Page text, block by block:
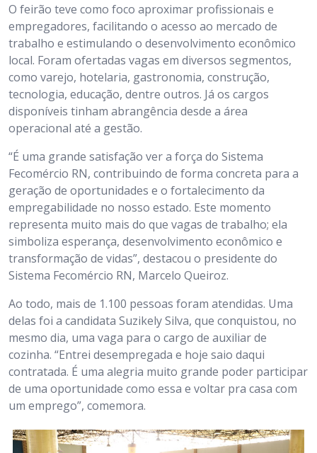
O feirão teve como foco aproximar profissionais e
empregadores, facilitando o acesso ao mercado de
trabalho e estimulando o desenvolvimento econômico
local. Foram ofertadas vagas em diversos segmentos,
como varejo, hotelaria, gastronomia, construção,
tecnologia, educação, dentre outros. Já os cargos
disponíveis tinham abrangência desde a área
operacional até a gestão.
“É uma grande satisfação ver a força do Sistema
Fecomércio RN, contribuindo de forma concreta para a
geração de oportunidades e o fortalecimento da
empregabilidade no nosso estado. Este momento
representa muito mais do que vagas de trabalho; ela
simboliza esperança, desenvolvimento econômico e
transformação de vidas”, destacou o presidente do
Sistema Fecomércio RN, Marcelo Queiroz.
Ao todo, mais de 1.100 pessoas foram atendidas. Uma
delas foi a candidata Suzikely Silva, que conquistou, no
mesmo dia, uma vaga para o cargo de auxiliar de
cozinha. “Entrei desempregada e hoje saio daqui
contratada. É uma alegria muito grande poder participar
de uma oportunidade como essa e voltar pra casa com
um emprego”, comemora.